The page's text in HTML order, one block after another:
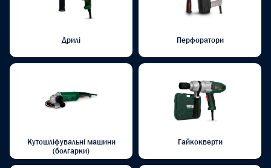
Дрилі Перфоратори
Кутошліфувальні машини
(болгарки)
Гайкокверти